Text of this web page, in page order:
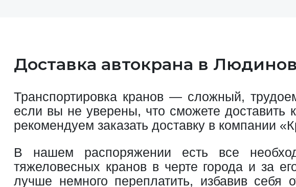
Доставка автокрана в
Транспортировка кранов — сложный,
если вы не уверены, что сможете доставить
рекомендуем заказать доставку в компании
В нашем распоряжении есть все
тяжеловесных кранов в черте города и за
лучше немного переплатить, избавив